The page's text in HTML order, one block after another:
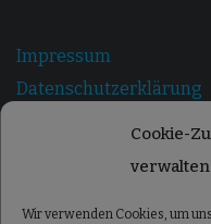
Cookie-
verwalten
Wir verwenden Cookies, um
Impressum
Datenschutzerklärung